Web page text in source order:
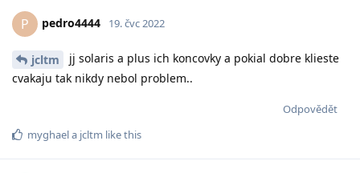
P pedro4444 19. čvc 2022
jcltm
jj solaris a plus ich koncovky a pokial dobre klieste
cvakaju tak nikdy nebol problem..
Odpovědět
myghaela jcltm like this